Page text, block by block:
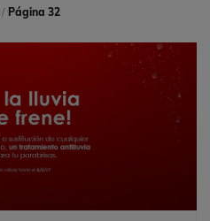
/ Página 32